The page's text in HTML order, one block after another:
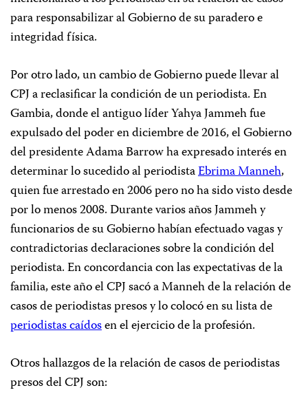
para responsabilizar al Gobierno de su paradero e
integridad física.
Por otro lado, un cambio de Gobierno puede llevar al
CPJ a reclasificar la condición de un periodista. En
Gambia, donde el antiguo líder Yahya Jammeh fue
expulsado del poder en diciembre de 2016, el Gobierno
del presidente Adama Barrow ha expresado interés en
determinar lo sucedido al periodistaEbrima Manneh,
quien fue arrestado en 2006 pero no ha sido visto desde
por lo menos 2008. Durante varios años Jammeh y
funcionarios de su Gobierno habían efectuado vagas y
contradictorias declaraciones sobre la condición del
periodista. En concordancia con las expectativas de la
familia, este año el CPJ sacó a Manneh de la relación de
casos de periodistas presos y lo colocó en su lista de
periodistas caídosen el ejercicio de la profesión.
Otros hallazgos de la relación de casos de periodistas
presos del CPJ son: